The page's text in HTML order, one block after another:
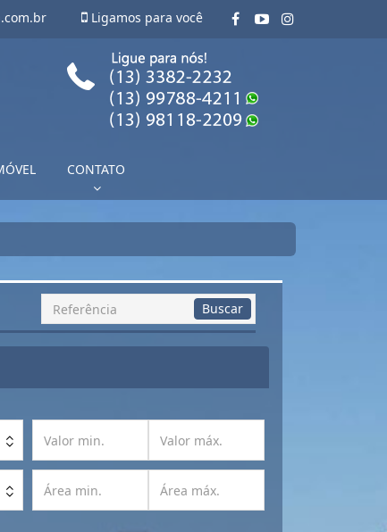
Ligamos para você
CONTATO
Busca
por
Buscar